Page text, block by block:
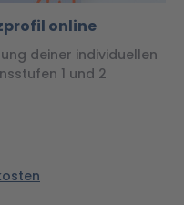
online
deiner individuellen
1 und 2